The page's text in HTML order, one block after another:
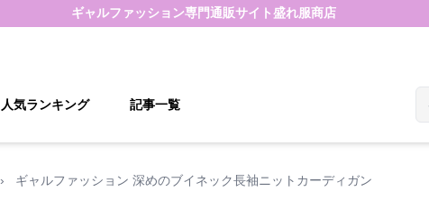
ギャルファッション専門通販サイト盛れ服商店
人気ランキング 記事一覧
› ギャルファッション 深めのブイネック長袖ニットカーディガン